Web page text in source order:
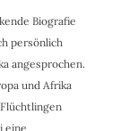
Biografie
persönlich
angesprochen.
und Afrika
eine